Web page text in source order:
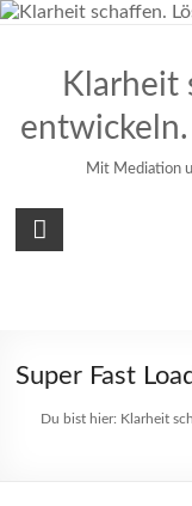
Zum
Klarheit
Mit Mediation
Super Fast
Du bist hier: Klarheit